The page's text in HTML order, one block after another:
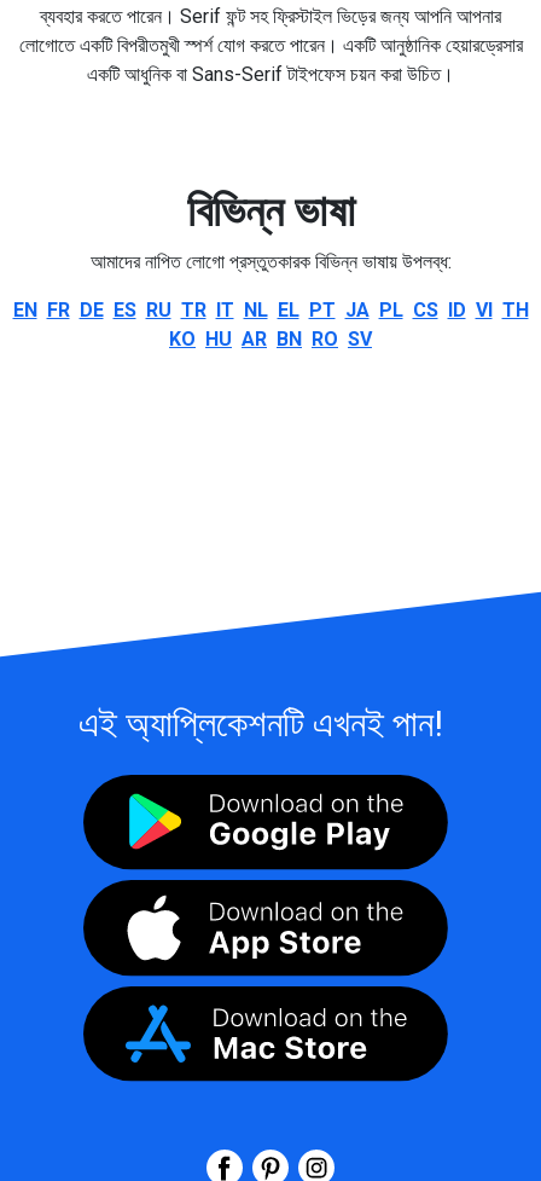
ব্যবহার করতে পারেন। Serif ফন্ট সহ ফ্রিস্টাইল ভিড়ের জন্য আপনি আপনার
লোগোতে একটি বিপরীতমুখী স্পর্শ যোগ করতে পারেন। একটি আনুষ্ঠানিক হেয়ারড্রেসার
একটি আধুনিক বা Sans-Serif টাইপফেস চয়ন করা উচিত।
বিভিন্ন ভাষা
আমাদের নাপিত লোগো প্রস্তুতকারক বিভিন্ন ভাষায় উপলব্ধ:
EN FR DE ES RU TR IT NL EL PT JA PL CS ID VI TH
KO HU AR BN RO SV
এই অ্যাপ্লিকেশনটি এখনই পান!